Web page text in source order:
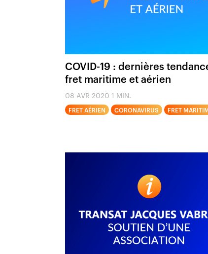
COVID-19 : dernières
fret maritime et aérien
08 AVR 2020 1 MIN.
FRET AÉRIEN CORONAVIRUS FRET